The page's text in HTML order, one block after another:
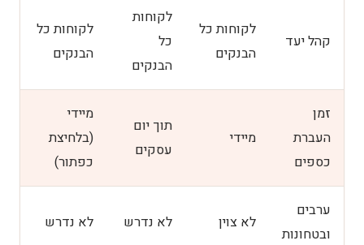
קהל יעד
לקוחות כל
הבנקים
לקוחות
כל
הבנקים
לקוחות כל
הבנקים
זמן
העברת
כספים
מיידי
תוך יום
עסקים
מיידי
(בלחיצת
כפתור)
ערבים
ובטחונות
לא צוין לא נדרש לא נדרש